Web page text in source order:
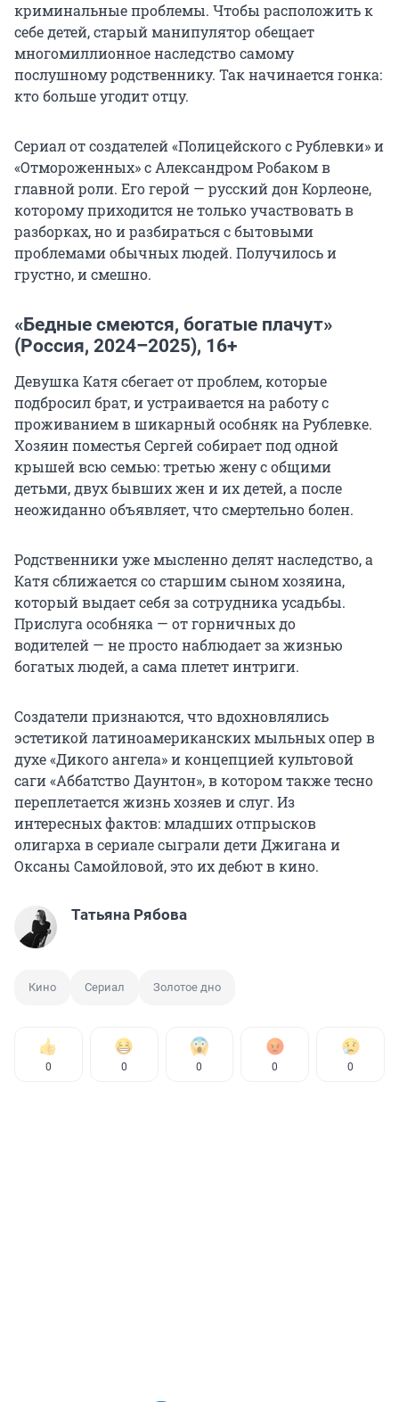
криминальные проблемы. Чтобы расположить к
себе детей, старый манипулятор обещает
многомиллионное наследство самому
послушному родственнику. Так начинается гонка:
кто больше угодит отцу.
Сериал от создателей «Полицейского с Рублевки» и
«Отмороженных» с Александром Робаком в
главной роли. Его герой — русский дон Корлеоне,
которому приходится не только участвовать в
разборках, но и разбираться с бытовыми
проблемами обычных людей. Получилось и
грустно, и смешно.
«Бедные смеются, богатые плачут»
(Россия, 2024–2025), 16+
Девушка Катя сбегает от проблем, которые
подбросил брат, и устраивается на работу с
проживанием в шикарный особняк на Рублевке.
Хозяин поместья Сергей собирает под одной
крышей всю семью: третью жену с общими
детьми, двух бывших жен и их детей, а после
неожиданно объявляет, что смертельно болен.
Родственники уже мысленно делят наследство, а
Катя сближается со старшим сыном хозяина,
который выдает себя за сотрудника усадьбы.
Прислуга особняка — от горничных до
водителей — не просто наблюдает за жизнью
богатых людей, а сама плетет интриги.
Создатели признаются, что вдохновлялись
эстетикой латиноамериканских мыльных опер в
духе «Дикого ангела» и концепцией культовой
саги «Аббатство Даунтон», в котором также тесно
переплетается жизнь хозяев и слуг. Из
интересных фактов: младших отпрысков
олигарха в сериале сыграли дети Джигана и
Оксаны Самойловой, это их дебют в кино.
Татьяна Рябова
Кино Сериал Золотое дно
0 0 0 0 0